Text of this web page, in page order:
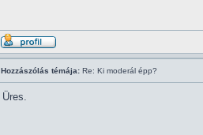
Hozzászólás témája: Re: Ki moderál épp?
Üres.